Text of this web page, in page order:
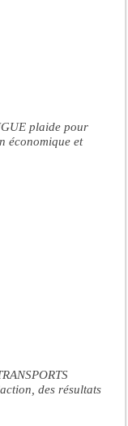
plaide pour
économique et
des résultats